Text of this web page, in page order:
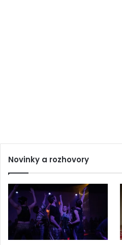
Novinky a rozhovory